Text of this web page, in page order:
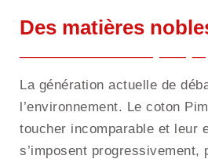
Des matières
La génération actuelle de
l’environnement. Le coton
toucher incomparable et leur
s’imposent